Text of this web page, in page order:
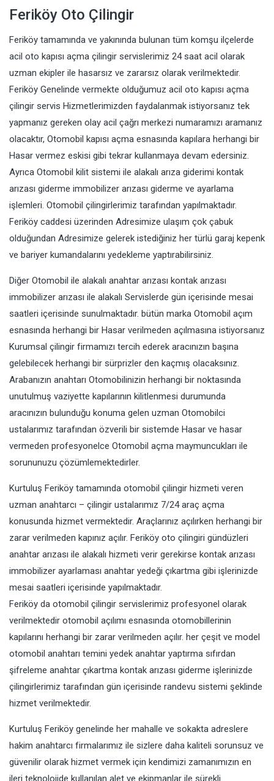
Feriköy Oto Çilingir
Feriköy tamamında ve yakınında bulunan tüm komşu ilçelerde
acil oto kapısı açma çilingir servislerimiz 24 saat acil olarak
uzman ekipler ile hasarsız ve zararsız olarak verilmektedir.
Feriköy Genelinde vermekte olduğumuz acil oto kapısı açma
çilingir servis Hizmetlerimizden faydalanmak istiyorsanız tek
yapmanız gereken olay acil çağrı merkezi numaramızı aramanız
olacaktır, Otomobil kapısı açma esnasında kapılara herhangi bir
Hasar vermez eskisi gibi tekrar kullanmaya devam edersiniz.
Ayrıca Otomobil kilit sistemi ile alakalı arıza giderimi kontak
arızası giderme immobilizer arızası giderme ve ayarlama
işlemleri. Otomobil çilingirlerimiz tarafından yapılmaktadır.
Feriköy caddesi üzerinden Adresimize ulaşım çok çabuk
olduğundan Adresimize gelerek istediğiniz her türlü garaj kepenk
ve bariyer kumandalarını yedekleme yaptırabilirsiniz.
Diğer Otomobil ile alakalı anahtar arızası kontak arızası
immobilizer arızası ile alakalı Servislerde gün içerisinde mesai
saatleri içerisinde sunulmaktadır. bütün marka Otomobil açım
esnasında herhangi bir Hasar verilmeden açılmasına istiyorsanız
Kurumsal çilingir firmamızı tercih ederek aracınızın başına
gelebilecek herhangi bir sürprizler den kaçmış olacaksınız.
Arabanızın anahtarı Otomobilinizin herhangi bir noktasında
unutulmuş vaziyette kapılarının kilitlenmesi durumunda
aracınızın bulunduğu konuma gelen uzman Otomobilci
ustalarımız tarafından özverili bir sistemde Hasar ve hasar
vermeden profesyonelce Otomobil açma maymuncukları ile
sorununuzu çözümlemektedirler.
Kurtuluş Feriköy tamamında otomobil çilingir hizmeti veren
uzman anahtarcı – çilingir ustalarımız 7/24 araç açma
konusunda hizmet vermektedir. Araçlarınız açılırken herhangi bir
zarar verilmeden kapınız açılır. Feriköy oto çilingiri gündüzleri
anahtar arızası ile alakalı hizmeti verir gerekirse kontak arızası
immobilizer ayarlaması anahtar yedeği çıkartma gibi işlerinizde
mesai saatleri içerisinde yapılmaktadır.
Feriköy da otomobil çilingir servislerimiz profesyonel olarak
verilmektedir otomobil açılımı esnasında otomobillerinin
kapılarını herhangi bir zarar verilmeden açılır. her çeşit ve model
otomobil anahtarı temini yedek anahtar yaptırma sıfırdan
şifreleme anahtar çıkartma kontak arızası giderme işlerinizde
çilingirlerimiz tarafından gün içerisinde randevu sistemi şeklinde
hizmet verilmektedir.
Kurtuluş Feriköy genelinde her mahalle ve sokakta adreslere
hakim anahtarcı firmalarımız ile sizlere daha kaliteli sorunsuz ve
güvenilir olarak hizmet vermek için kendimizi zamanımızın en
ileri teknolojide kullanılan alet ve ekipmanlar ile sürekli